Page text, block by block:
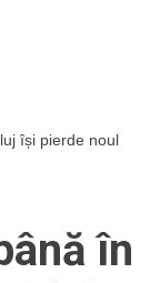
își pierde noul
în